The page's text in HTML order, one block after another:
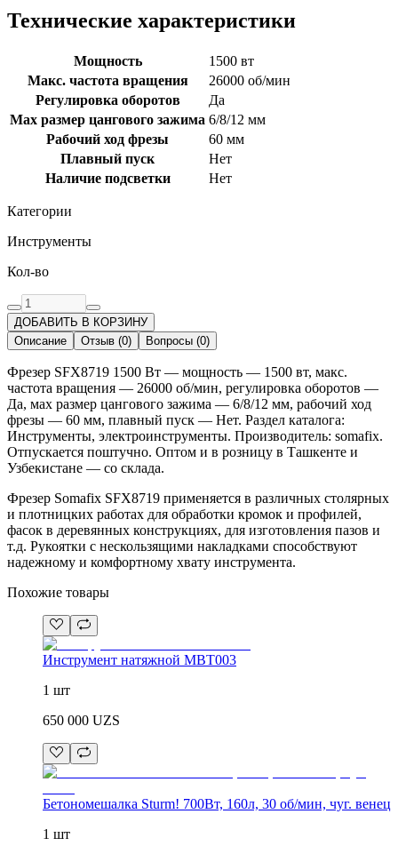
Технические характеристики
Мощность
1500 вт
Макс. частота вращения
26000 об/мин
Регулировка оборотов
Да
Мах размер цангового зажима 6/8/12 мм
Рабочий ход фрезы
60 мм
Плавный пуск
Нет
Наличие подсветки
Нет
Категории
Инструменты
Кол-во
ДОБАВИТЬ В КОРЗИНУ
Описание
Отзыв (0) Вопросы (0)
Фрезер SFX8719 1500 Вт — мощность — 1500 вт, макс.
частота вращения — 26000 об/мин, регулировка оборотов —
Да, мах размер цангового зажима — 6/8/12 мм, рабочий ход
фрезы — 60 мм, плавный пуск — Нет. Раздел каталога:
Инструменты, электроинструменты. Производитель: somafix.
Отпускается поштучно. Оптом и в розницу в Ташкенте и
Узбекистане — со склада.
Фрезер Somafix SFX8719 применяется в различных столярных
и плотницких работах для обработки кромок и профилей,
фасок в деревянных конструкциях, для изготовления пазов и
т.д. Рукоятки с нескользящими накладками способствуют
надежному и комфортному хвату инструмента.
Похожие товары
Инструмент натяжной MBT003
1 шт
650 000 UZS
Бетономешалка Sturm! 700Вт, 160л, 30 об/мин, чуг. венец
1 шт